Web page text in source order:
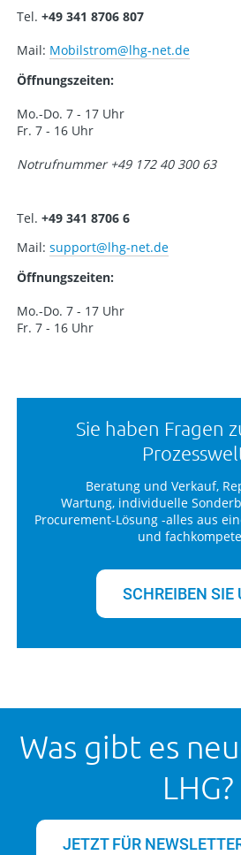
Tel. +49 341 8706 807
Mail: Mobilstrom@lhg-net.de
Öffnungszeiten:
Mo.-Do. 7 - 17 Uhr
Fr. 7 - 16 Uhr
Notrufnummer +49 172 40 300 63
Tel. +49 341 8706 6
Mail: support@lhg-net.de
Öffnungszeiten:
Mo.-Do. 7 - 17 Uhr
Fr. 7 - 16 Uhr
Sie haben Fragen
Beratung und Verkauf,
Wartung, individuelle
Procurement-Lösung -alles aus
und
SCHREIBEN SIE
Was gibt es
LHG?
JETZT FÜR